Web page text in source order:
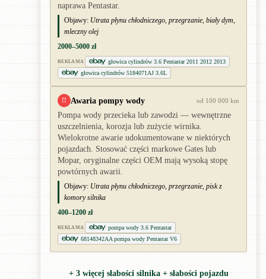
naprawa Pentastar.
Objawy: Utrata płynu chłodniczego, przegrzanie, biały dym,
mleczny olej
2000–5000 zł
REKLAMA
głowica cylindrów 3.6 Pentastar 2011 2012 2013
głowica cylindrów 5184071AJ 3.6L
!! Awaria pompy wody od 100 000 km
Pompa wody przecieka lub zawodzi — wewnętrzne
uszczelnienia, korozja lub zużycie wirnika.
Wielokrotne awarie udokumentowane w niektórych
pojazdach. Stosować części markowe Gates lub
Mopar, oryginalne części OEM mają wysoką stopę
powtórnych awarii.
Objawy: Utrata płynu chłodniczego, przegrzanie, pisk z
komory silnika
400–1200 zł
REKLAMA
pompa wody 3.6 Pentastar
68148342AA pompa wody Pentastar V6
+ 3 więcej słabości silnika + słabości pojazdu